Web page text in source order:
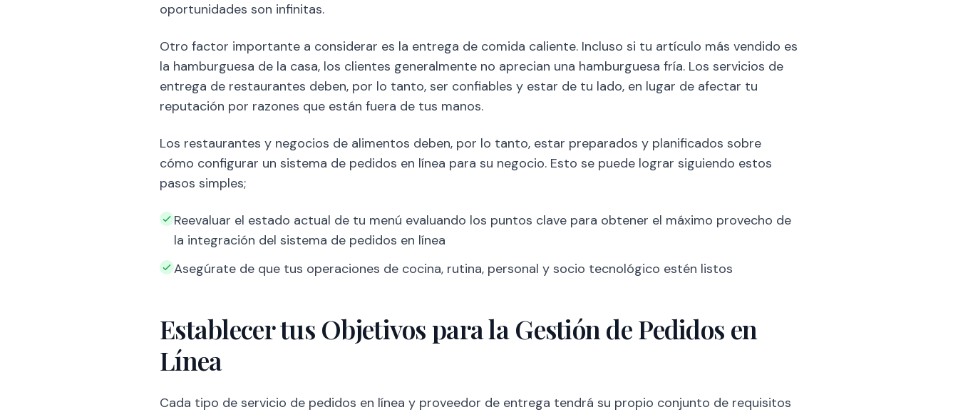
oportunidades son infinitas.
Otro factor importante a considerar es la entrega de comida caliente. Incluso si tu artículo más vendido es
la hamburguesa de la casa, los clientes generalmente no aprecian una hamburguesa fría. Los servicios de
entrega de restaurantes deben, por lo tanto, ser confiables y estar de tu lado, en lugar de afectar tu
reputación por razones que están fuera de tus manos.
Los restaurantes y negocios de alimentos deben, por lo tanto, estar preparados y planificados sobre
cómo configurar un sistema de pedidos en línea para su negocio. Esto se puede lograr siguiendo estos
pasos simples;
Reevaluar el estado actual de tu menú evaluando los puntos clave para obtener el máximo provecho de
la integración del sistema de pedidos en línea
Asegúrate de que tus operaciones de cocina, rutina, personal y socio tecnológico estén listos
Establecer tus Objetivos para la Gestión de Pedidos en
Línea
Cada tipo de servicio de pedidos en línea y proveedor de entrega tendrá su propio conjunto de requisitos